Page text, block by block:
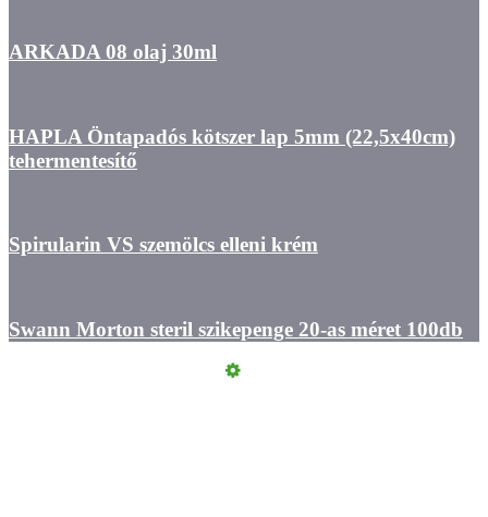
ARKADA 08 olaj 30ml
HAPLA Öntapadós kötszer lap 5mm (22,5x40cm)
tehermentesítő
Spirularin VS szemölcs elleni krém
Swann Morton steril szikepenge 20-as méret 100db